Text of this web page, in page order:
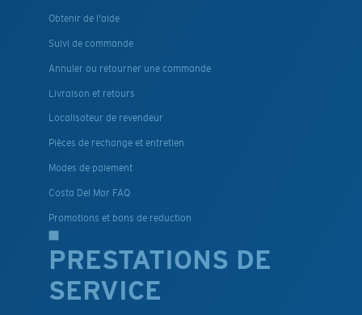
Obtenir de l'aide
Suivi de commande
Annuler ou retourner une commande
Livraison et retours
Localisateur de revendeur
Pièces de rechange et entretien
Modes de paiement
Costa Del Mar FAQ
Promotions et bons de reduction
PRESTATIONS DE
SERVICE